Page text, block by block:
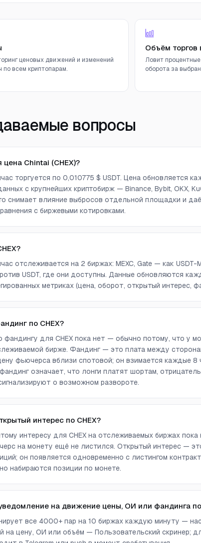
ценовых движений и изменений
по всем криптопарам.
Объём торгов
Ловит
оборота за
вопросы
Chintai (CHEX)?
торгуется по 0,010775 $ USDT. Цена обновляется
с крупнейших криптобирж — Binance, Bybit, OKX,
снимает влияние выбросов отдельной площадки и
с биржевыми котировками.
отслеживается на 2 биржах: MEXC, Gate — как
USDT, где они доступны. Данные обновляются
метриках (цена, оборот, открытый интерес,
по CHEX?
для CHEX пока нет — обычно потому, что у
бирже. Фандинг — это плата между
фьючерса вблизи спотовой; он взимается каждые 8
означает, что лонги платят шортам,
о возможном развороте.
интерес по CHEX?
интересу для CHEX на отслеживаемых биржах
на монету ещё не листился. Открытый интерес —
он появляется одновременно с листингом
набираются позиции по монете.
на движение цены, ОИ или фандинга по
все 4000+ пар на 10 биржах каждую минуту —
на цену, ОИ или объём — Пользовательский скринер;